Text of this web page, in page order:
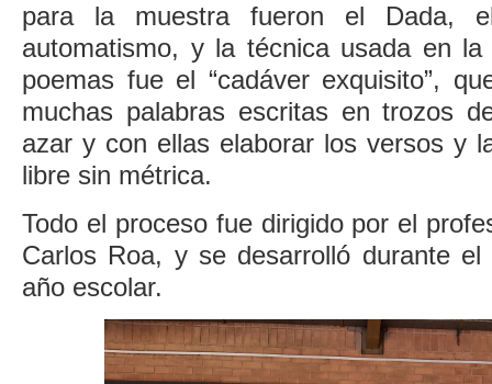
para la muestra fueron el Dada,
automatismo, y la técnica usada en
poemas fue el “cadáver exquisito”,
muchas palabras escritas en trozos
azar y con ellas elaborar los versos y
libre sin métrica.
Todo el proceso fue dirigido por el
Carlos Roa, y se desarrolló durante
año escolar.